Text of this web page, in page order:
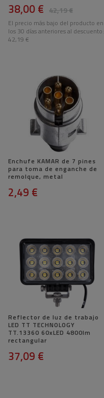
42,19 €
38,00 €
El precio más bajo del producto en
los 30 días anteriores al descuento:
42,19 €
Enchufe KAMAR de 7 pines
para toma de enganche de
remolque, metal
2,49 €
Reflector de luz de trabajo
LED TT TECHNOLOGY
TT.13360 60xLED 4800lm
rectangular
37,09 €